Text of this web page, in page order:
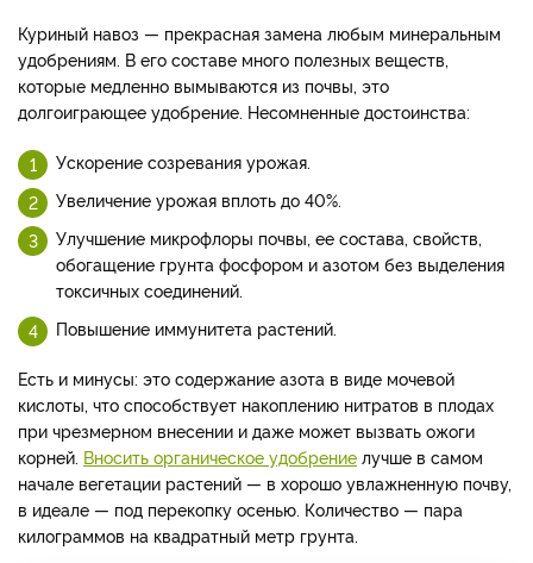
Куриный навоз — прекрасная замена любым минеральным
удобрениям. В его составе много полезных веществ,
которые медленно вымываются из почвы, это
долгоиграющее удобрение. Несомненные достоинства:
Ускорение созревания урожая.
Увеличение урожая вплоть до 40%.
Улучшение микрофлоры почвы, ее состава, свойств,
обогащение грунта фосфором и азотом без выделения
токсичных соединений.
Повышение иммунитета растений.
Есть и минусы: это содержание азота в виде мочевой
кислоты, что способствует накоплению нитратов в плодах
при чрезмерном внесении и даже может вызвать ожоги
корней. Вносить органическое удобрение лучше в самом
начале вегетации растений — в хорошо увлажненную почву,
в идеале — под перекопку осенью. Количество — пара
килограммов на квадратный метр грунта.